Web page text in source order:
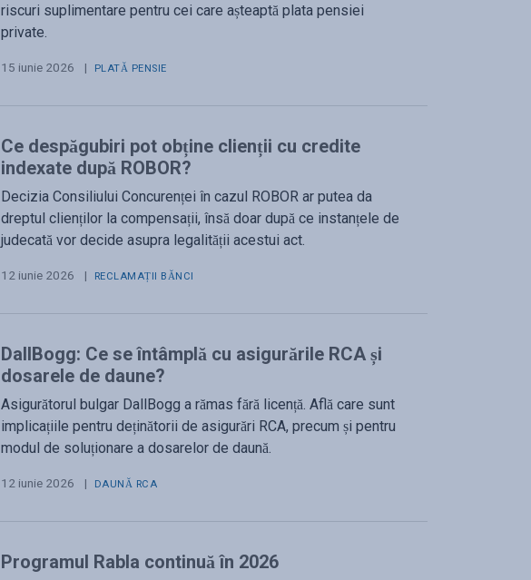
riscuri suplimentare pentru cei care așteaptă plata pensiei
private.
15 iunie 2026 | PLATĂ PENSIE
Ce despăgubiri pot obține clienții cu credite
indexate după ROBOR?
Decizia Consiliului Concurenței în cazul ROBOR ar putea da
dreptul clienților la compensații, însă doar după ce instanțele de
judecată vor decide asupra legalității acestui act.
12 iunie 2026 | RECLAMAȚII BĂNCI
DallBogg: Ce se întâmplă cu asigurările RCA și
dosarele de daune?
Asigurătorul bulgar DallBogg a rămas fără licență. Află care sunt
implicațiile pentru deținătorii de asigurări RCA, precum și pentru
modul de soluționare a dosarelor de daună.
12 iunie 2026 | DAUNĂ RCA
Programul Rabla continuă în 2026